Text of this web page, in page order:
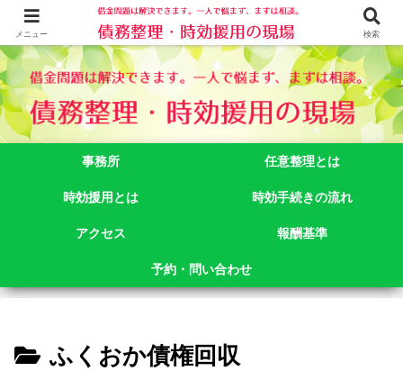
借金問題でお悩みなら司法書士法人御苑総合事務所にご相談下さい。 東京都
新宿区新宿二丁目５番１号アルテビル新宿４階 TEL:03-3356-3750
事務所 任意整理とは
時効援用とは 時効手続きの流れ
アクセス 報酬基準
予約・問い合わせ
ふくおか債権回収
メニュー 検索